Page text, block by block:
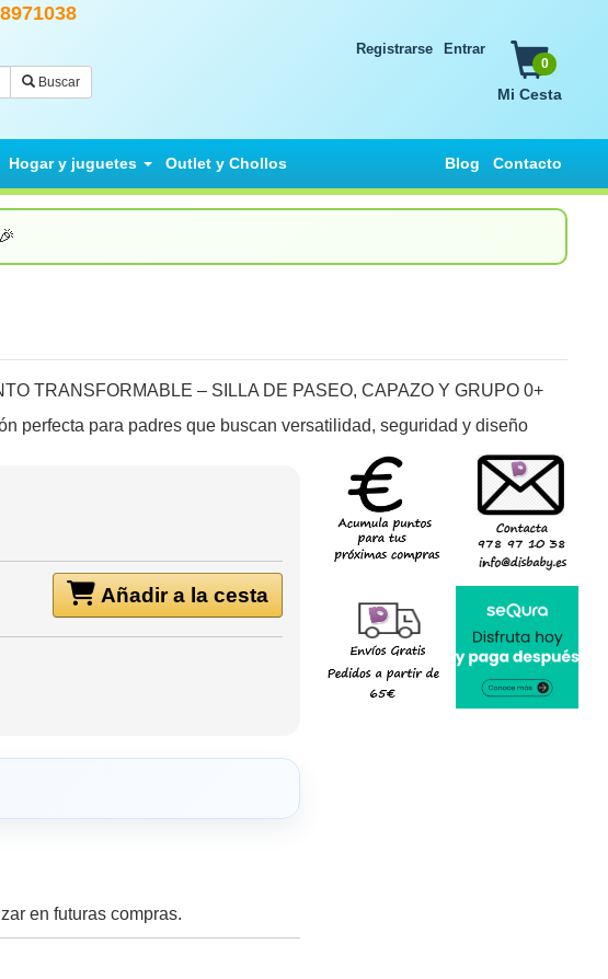
Buscar
0
Mi Cesta
Registrarse Entrar
Hogar y juguetes Outlet y Chollos Contacto
Blog
🎉
TRANSFORMABLE – SILLA DE PASEO, CAPAZO Y GRUPO 0+
perfecta para padres que buscan versatilidad, seguridad y diseño
Añadir a la cesta
en futuras compras.